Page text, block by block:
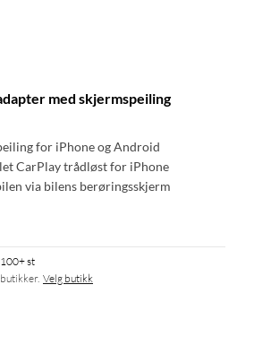
med skjermspeiling
for iPhone og Android
CarPlay trådløst for iPhone
via bilens berøringsskjerm
100+ st
Velg butikk